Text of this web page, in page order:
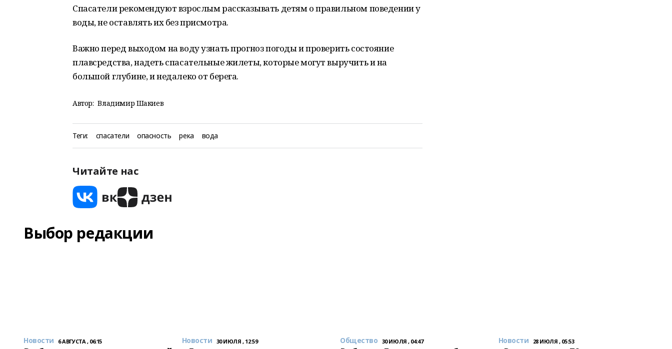
Спасатели рекомендуют взрослым рассказывать детям о правильном поведении у
воды, не оставлять их без присмотра.
Важно перед выходом на воду узнать прогноз погоды и проверить состояние
плавсредства, надеть спасательные жилеты, которые могут выручить и на
большой глубине, и недалеко от берега.
Автор: Владимир Шакиев
Теги: спасатели опасность река вода
Читайте нас
Выбор редакции
Новости 6 АВГУСТА , 06:15 Новости 30 ИЮЛЯ , 12:59 Общество 30 ИЮЛЯ , 04:47 Новости 28 ИЮЛЯ , 05:53